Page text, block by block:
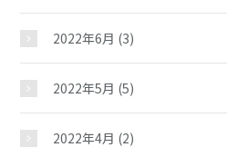
2022年6月 (3)
2022年5月 (5)
2022年4月 (2)